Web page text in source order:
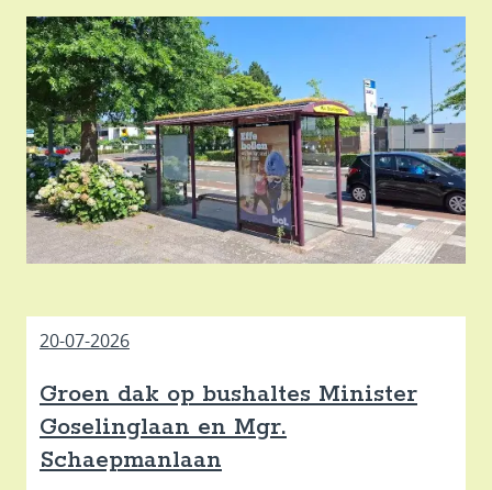
20-07-2026
Groen dak op bushaltes Minister
Goselinglaan en Mgr.
Schaepmanlaan